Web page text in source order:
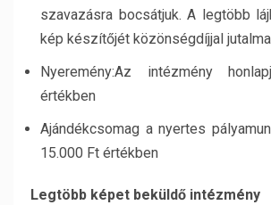
szavazásra bocsátjuk. A legtöbb
kép készítőjét közönségdíjjal
Nyeremény:Az intézmény
értékben
Ajándékcsomag a nyertes
15.000 Ft értékben
Legtöbb képet beküldő intézmény